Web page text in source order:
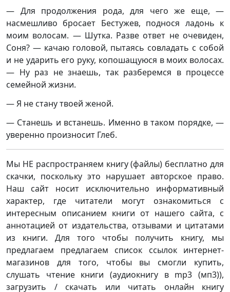
— Для продолжения рода, для чего же еще, —
насмешливо бросает Бестужев, поднося ладонь к
моим волосам. — Шутка. Разве ответ не очевиден,
Соня? — качаю головой, пытаясь совладать с собой
и не ударить его руку, копошащуюся в моих волосах.
— Ну раз не знаешь, так разберемся в процессе
семейной жизни.
— Я не стану твоей женой.
— Станешь и встанешь. Именно в таком порядке, —
уверенно произносит Глеб.
Мы НЕ распространяем книгу (файлы) бесплатно для
скачки, поскольку это нарушает авторское право.
Наш сайт носит исключительно информативный
характер, где читатели могут ознакомиться с
интересным описанием книги от нашего сайта, с
аннотацией от издательства, отзывами и цитатами
из книги. Для того чтобы получить книгу, мы
предлагаем предлагаем список ссылок интернет-
магазинов для того, чтобы вы смогли купить,
слушать чтение книги (аудиокнигу в mp3 (мп3)),
загрузить / скачать или читать онлайн книгу